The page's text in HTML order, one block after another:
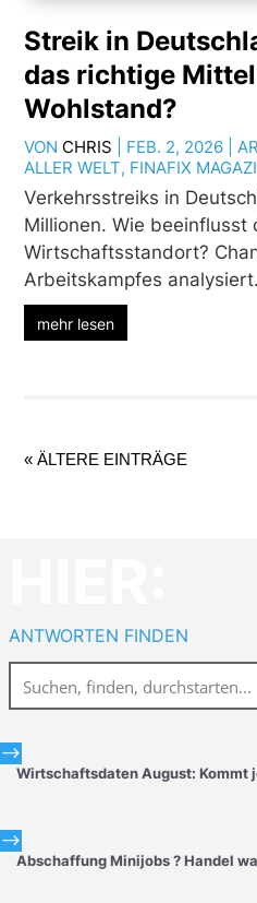
Streik in
das richtige
Wohlstand?
VON CHRIS FEB. 2, 2026 |
ALLER WELT, FINAFIX
Verkehrsstreiks in
Millionen. Wie beeinflusst
Wirtschaftsstandort?
Arbeitskampfes analysiert.
mehr lesen
« ÄLTERE EINTRÄGE
ANTWORTEN FINDEN
$
Wirtschaftsdaten August: Kommt
$
Abschaffung Minijobs ? Handel